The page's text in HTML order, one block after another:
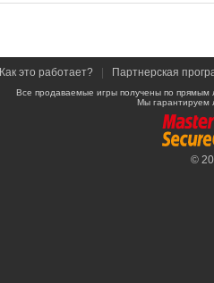
Как это работает? Партнерская
Все продаваемые игры получены по
Мы гарантируем
©